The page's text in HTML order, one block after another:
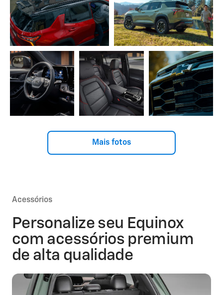
Mais fotos
Acessórios
Personalize seu Equinox
com acessórios premium
de alta qualidade